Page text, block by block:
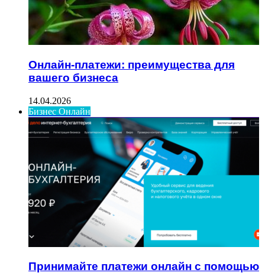
Онлайн-платежи: преимущества для
вашего бизнеса
14.04.2026
Бизнес Онлайн
Принимайте платежи онлайн с помощью